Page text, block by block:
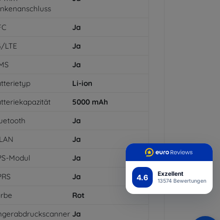
4.6 Exzellent
13574 Bewertungen
Ja
LTE
Ja
Ja
Li-ion
5000 mAh
Ja
Ja
Modul
Ja
Ja
Rot
Ja